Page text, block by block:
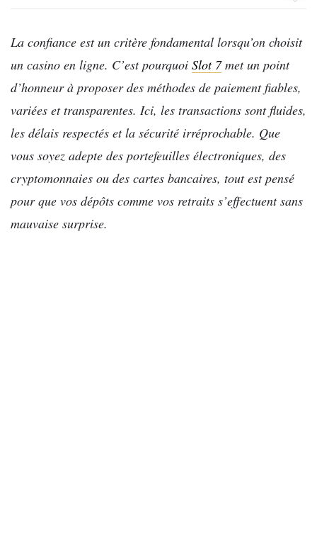
La confiance est un critère fondamental lorsqu’on choisit
un casino en ligne. C’est pourquoi Slot 7met un point
d’honneur à proposer des méthodes de paiement fiables,
variées et transparentes. Ici, les transactions sont fluides,
les délais respectés et la sécurité irréprochable. Que
vous soyez adepte des portefeuilles électroniques, des
cryptomonnaies ou des cartes bancaires, tout est pensé
pour que vos dépôts comme vos retraits s’effectuent sans
mauvaise surprise.